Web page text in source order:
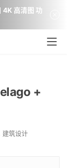
+
建筑设计
4K 高清图 功